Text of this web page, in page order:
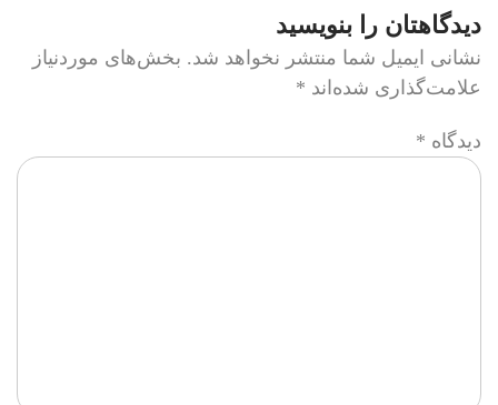
دیدگاهتان را بنویسید
نشانی ایمیل شما منتشر نخواهد شد. بخش‌های موردنیاز
علامت‌گذاری شده‌اند *
دیدگاه *